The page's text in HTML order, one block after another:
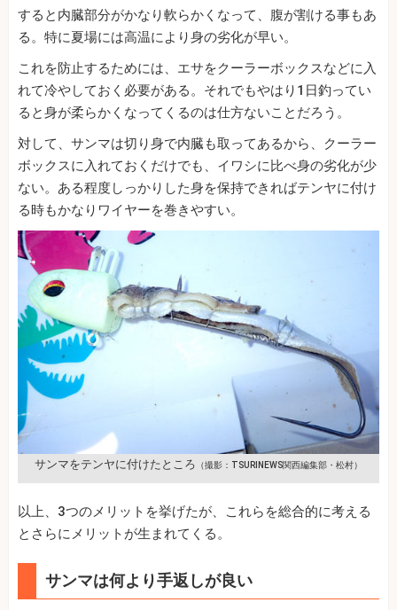
すると内臓部分がかなり軟らかくなって、腹が割ける事もあ
る。特に夏場には高温により身の劣化が早い。
これを防止するためには、エサをクーラーボックスなどに入
れて冷やしておく必要がある。それでもやはり1日釣ってい
ると身が柔らかくなってくるのは仕方ないことだろう。
対して、サンマは切り身で内臓も取ってあるから、クーラー
ボックスに入れておくだけでも、イワシに比べ身の劣化が少
ない。ある程度しっかりした身を保持できればテンヤに付け
る時もかなりワイヤーを巻きやすい。
サンマをテンヤに付けたところ （撮影：TSURINEWS関西編集部・松村）
以上、3つのメリットを挙げたが、これらを総合的に考える
とさらにメリットが生まれてくる。
サンマは何より手返しが良い